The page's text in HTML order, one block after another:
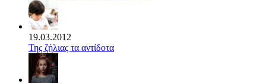
19.03.2012
Της ζήλιας τα αντίδοτα